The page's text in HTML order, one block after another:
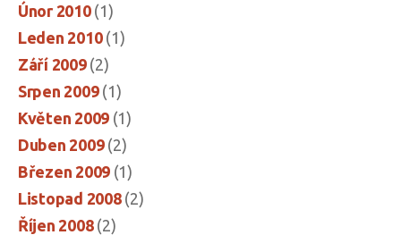
Únor 2010(1)
Leden 2010(1)
Září 2009(2)
Srpen 2009(1)
Květen 2009 (1)
Duben 2009(2)
Březen 2009 (1)
Listopad 2008(2)
Říjen 2008(2)